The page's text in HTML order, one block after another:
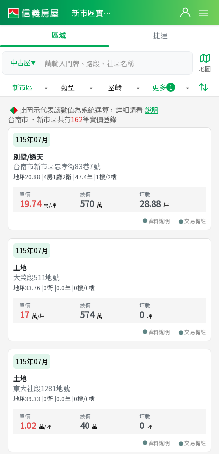
新市區實價登錄
區域 捷運
中古屋▼
地圖
新市區 類型 屋齡 更多 1
此圖示代表該數值為系統運算，詳細請看 說明
台南市 ・新市區共有162筆實價登錄
115年07月
別墅/透天
台南市新市區忠孝街83巷7號
地坪20.88 4房1廳2衛 47.4年 1樓/2樓
單價
19.74 萬/坪
總價
570 萬
坪數
28.88 坪
資料說明 交易備註
115年07月
土地
大榮段511地號
地坪33.76 0衛 0.0年 0樓/0樓
單價
17 萬/坪
總價
574 萬
坪數
0 坪
資料說明 交易備註
115年07月
土地
東大社段1281地號
地坪39.33 0衛 0.0年 0樓/0樓
單價
1.02 萬/坪
總價
40 萬
坪數
0 坪
資料說明 交易備註